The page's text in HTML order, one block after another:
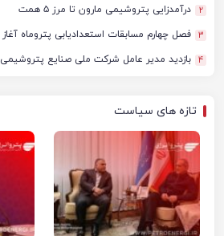
2 درآمدزایی پتروشیمی مارون تا مرز ۵ همت
3 فصل چهارم مسابقات استعدادیابی پتروماه
4 بازدید مدیر عامل شرکت ملی صنایع
تازه های سیاست